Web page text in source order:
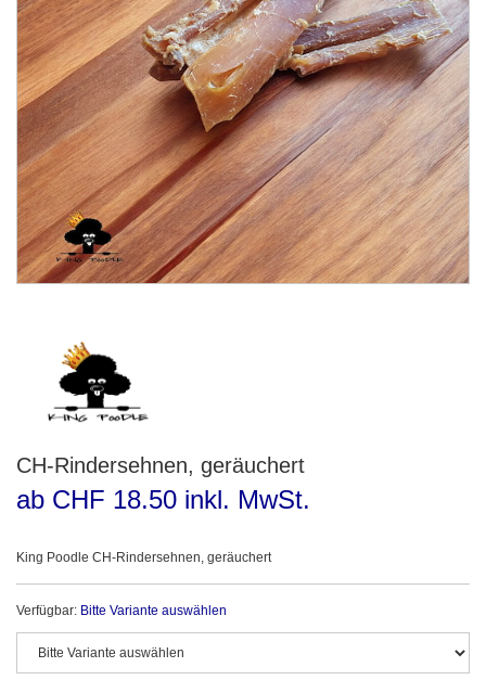
CH-Rindersehnen, geräuchert
ab CHF 18.50 inkl. MwSt.
King Poodle CH-Rindersehnen, geräuchert
Verfügbar: Bitte Variante auswählen